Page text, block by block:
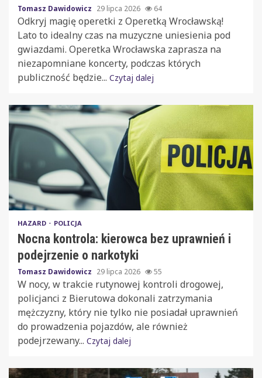
Tomasz Dawidowicz 29 lipca 2026 64
Odkryj magię operetki z Operetką Wrocławską!
Lato to idealny czas na muzyczne uniesienia pod
gwiazdami. Operetka Wrocławska zaprasza na
niezapomniane koncerty, podczas których
publiczność będzie... Czytaj dalej
HAZARD POLICJA
Nocna kontrola: kierowca bez uprawnień i
podejrzenie o narkotyki
Tomasz Dawidowicz 29 lipca 2026 55
W nocy, w trakcie rutynowej kontroli drogowej,
policjanci z Bierutowa dokonali zatrzymania
mężczyzny, który nie tylko nie posiadał uprawnień
do prowadzenia pojazdów, ale również
podejrzewany... Czytaj dalej